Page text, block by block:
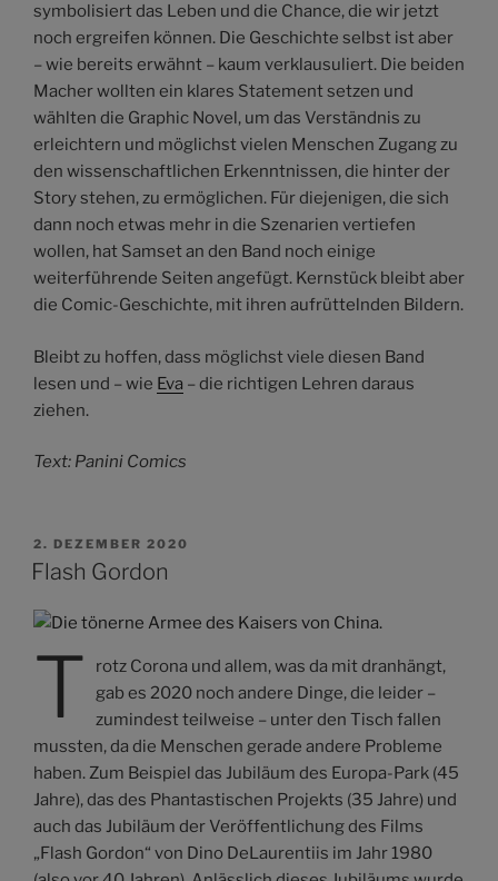
symbolisiert das Leben und die Chance, die wir jetzt
noch ergreifen können. Die Geschichte selbst ist aber
– wie bereits erwähnt – kaum verklausuliert. Die beiden
Macher wollten ein klares Statement setzen und
wählten die Graphic Novel, um das Verständnis zu
erleichtern und möglichst vielen Menschen Zugang zu
den wissenschaftlichen Erkenntnissen, die hinter der
Story stehen, zu ermöglichen. Für diejenigen, die sich
dann noch etwas mehr in die Szenarien vertiefen
wollen, hat Samset an den Band noch einige
weiterführende Seiten angefügt. Kernstück bleibt aber
die Comic-Geschichte, mit ihren aufrüttelnden Bildern.
Bleibt zu hoffen, dass möglichst viele diesen Band
lesen und – wie Eva – die richtigen Lehren daraus
ziehen.
Text: Panini Comics
VERÖFFENTLICHT
AM
2. DEZEMBER 2020
Flash Gordon
T
rotz Corona und allem, was da mit dranhängt,
gab es 2020 noch andere Dinge, die leider –
zumindest teilweise – unter den Tisch fallen
mussten, da die Menschen gerade andere Probleme
haben. Zum Beispiel das Jubiläum des Europa-Park (45
Jahre), das des Phantastischen Projekts (35 Jahre) und
auch das Jubiläum der Veröffentlichung des Films
„Flash Gordon“ von Dino DeLaurentiis im Jahr 1980